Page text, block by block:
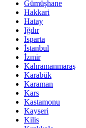
Gümüşhane
Hakkari
Hatay
Iğdır
Isparta
İstanbul
İzmir
Kahramanmaraş
Karabük
Karaman
Kars
Kastamonu
Kayseri
Kilis